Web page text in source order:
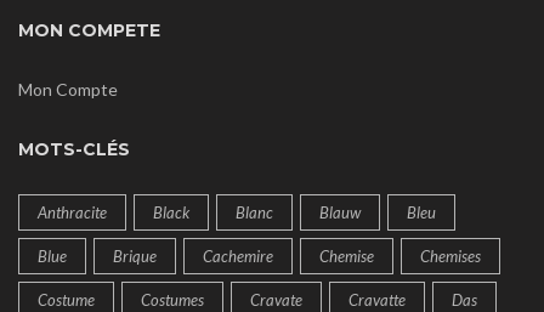
MON COMPETE
Mon Compte
MOTS-CLÉS
Anthracite Black Blanc Blauw Bleu
Blue Brique Cachemire Chemise Chemises
Costume Costumes Cravate Cravatte Das